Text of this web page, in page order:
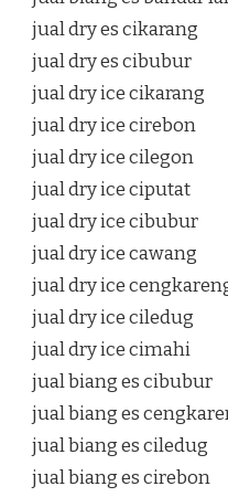
jual dry es cikarang
jual dry es cibubur
jual dry ice cikarang
jual dry ice cirebon
jual dry ice cilegon
jual dry ice ciputat
jual dry ice cibubur
jual dry ice cawang
jual dry ice
jual dry ice ciledug
jual dry ice cimahi
jual biang es cibubur
jual biang es
jual biang es ciledug
jual biang es cirebon